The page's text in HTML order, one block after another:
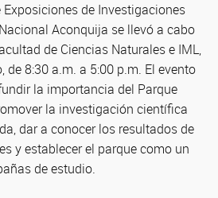
de Investigaciones
Aconquija se llevó a cabo
de Ciencias Naturales e IML,
de 8:30 a.m. a 5:00 p.m. El evento
la importancia del Parque
la investigación científica
dar a conocer los resultados de
y establecer el parque como un
de estudio.